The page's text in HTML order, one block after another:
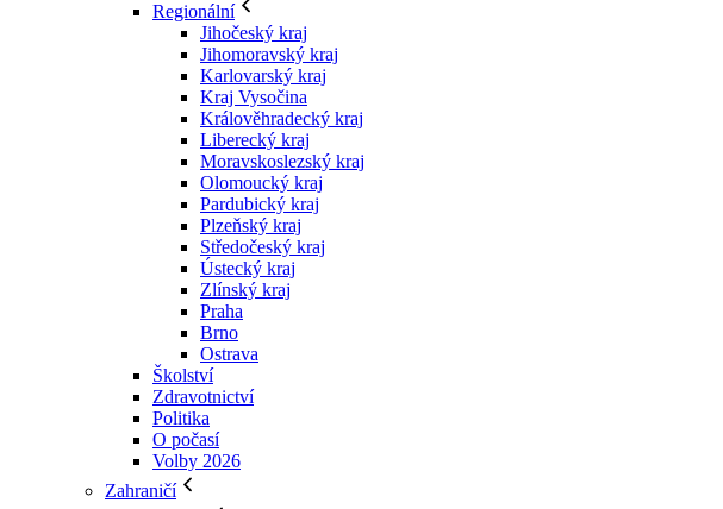
Regionální
Jihočeský kraj
Jihomoravský kraj
Karlovarský kraj
Kraj Vysočina
Králověhradecký kraj
Liberecký kraj
Moravskoslezský kraj
Olomoucký kraj
Pardubický kraj
Plzeňský kraj
Středočeský kraj
Ústecký kraj
Zlínský kraj
Praha
Brno
Ostrava
Školství
Zdravotnictví
Politika
O počasí
Volby 2026
Zahraničí